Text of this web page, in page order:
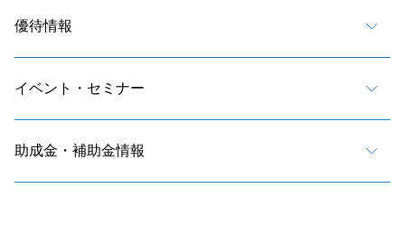
優待情報
イベント・セミナー
助成金・補助金情報